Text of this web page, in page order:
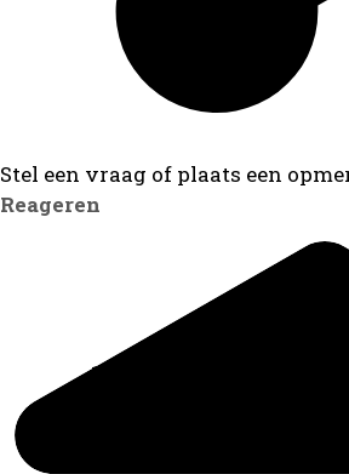
Stel een vraag of plaats een
Reageren